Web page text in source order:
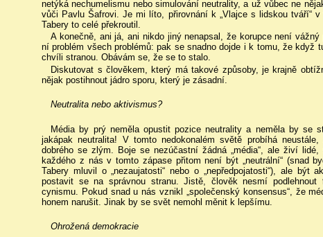
netýká nechumelismu nebo simulování neutrality, a už vůbec ne
vůči Pavlu Šafrovi. Je mi líto, přirovnání k „Vlajce s lidskou tváří“
Tabery to celé překroutil.
A konečně, ani já, ani nikdo jiný nenapsal, že korupce není
ní problém všech problémů: pak se snadno dojde i k tomu, že když
chvíli stranou. Obávám se, že se to stalo.
Diskutovat s člověkem, který má takové způsoby, je krajně
nějak postihnout jádro sporu, který je zásadní.
Neutralita nebo aktivismus?
Média by prý neměla opustit pozice neutrality a neměla by se
jakápak neutralita! V tomto nedokonalém světě probíhá
dobrého se zlým. Boje se nezúčastní žádná „média“, ale živí
každého z nás v tomto zápase přitom není být „neutrální“ (snad
Tabery mluvil o „nezaujatosti“ nebo o „nepředpojatosti“), ale
postavit se na správnou stranu. Jistě, člověk nesmí
cynismu. Pokud snad u nás vznikl „společenský konsensus“, že
honem narušit. Jinak by se svět nemohl měnit k lepšímu.
Ohrožená demokracie